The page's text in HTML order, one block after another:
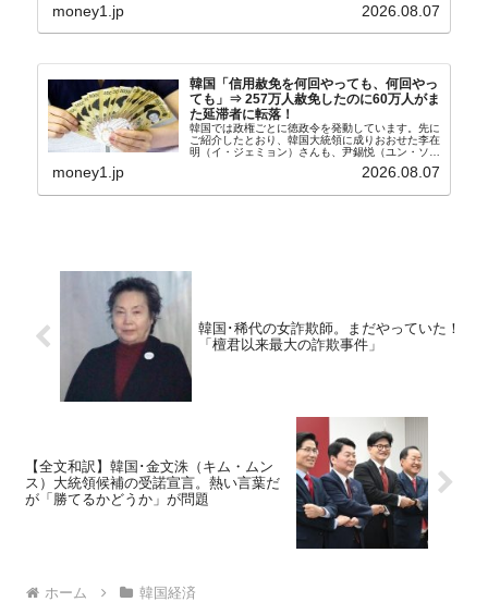
台数はこの中に捉えられているはずです。先月から
money1.jp 2026.08.07
韓国「信用赦免を何回やっても、何回やっ
ても」⇒ 257万人赦免したのに60万人がま
た延滞者に転落！
韓国では政権ごとに徳政令を発動しています。先に
ご紹介したとおり、韓国大統領に成りおおせた李在
明（イ・ジェミョン）さんも、尹錫悦（ユン・ソギ
バンクにして不良債権の買い取りを行い、分割償還
money1.jp 2026.08.07
韓国･稀代の女詐欺師。まだやっていた！
「檀君以来最大の詐欺事件」
【全文和訳】韓国･金文洙（キム・ムン
ス）大統領候補の受諾宣言。熱い言葉だ
が「勝てるかどうか」が問題
ホーム 韓国経済